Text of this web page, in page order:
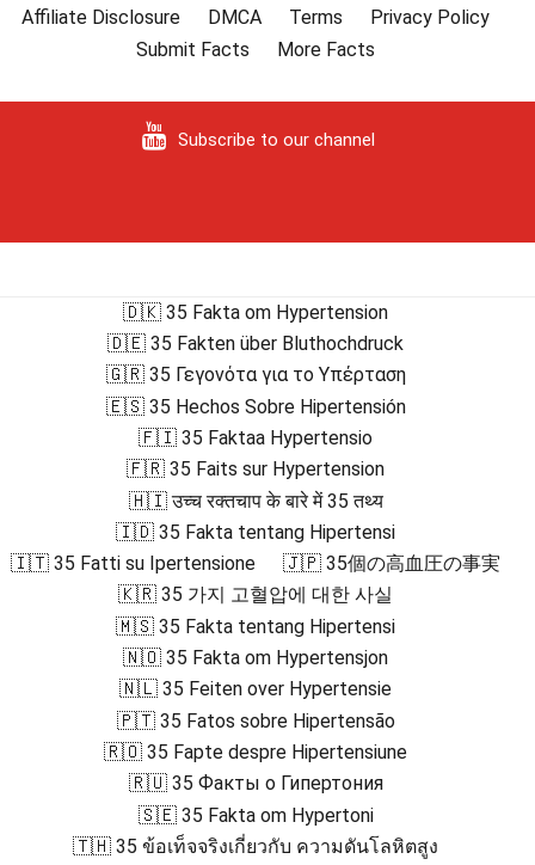
Affiliate Disclosure
DMCA Terms
Privacy Policy
Submit Facts
More Facts
Subscribe to our channel
🇩🇰 35 Fakta om Hypertension
🇩🇪 35 Fakten über Bluthochdruck
🇬🇷 35 Γεγονότα για το Υπέρταση
🇪🇸 35 Hechos Sobre Hipertensión
🇫🇮 35 Faktaa Hypertensio
🇫🇷 35 Faits sur Hypertension
🇭🇮 उच्च रक्तचाप के बारे में 35 तथ्य
🇮🇩 35 Fakta tentang Hipertensi
🇮🇹 35 Fatti su Ipertensione
🇯🇵 35個の高血圧の事実
🇰🇷 35 가지 고혈압에 대한 사실
🇲🇸 35 Fakta tentang Hipertensi
🇳🇴 35 Fakta om Hypertensjon
🇳🇱 35 Feiten over Hypertensie
🇵🇹 35 Fatos sobre Hipertensão
🇷🇴 35 Fapte despre Hipertensiune
🇷🇺 35 Факты о Гипертония
🇸🇪 35 Fakta om Hypertoni
🇹🇭 35 ข้อเท็จจริงเกี่ยวกับ ความดันโลหิตสูง